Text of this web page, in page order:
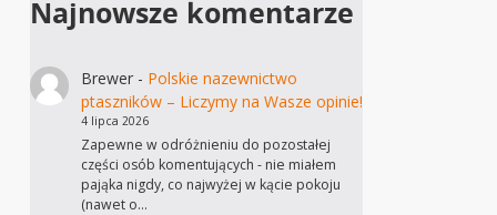
Najnowsze komentarze
Brewer- Polskie nazewnictwo
ptaszników – Liczymy na Wasze opinie!
4 lipca 2026
Zapewne w odróżnieniu do pozostałej
części osób komentujących - nie miałem
pająka nigdy, co najwyżej w kącie pokoju
(nawet o…